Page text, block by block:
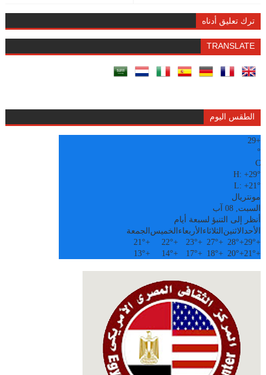
ترك تعليق أدناه
TRANSLATE
الطقس اليوم
+
29
°
C
H:+29°
L:+21°
مونتريال
السبت, 08 آب
أنظر إلى التنبؤ لسبعة أيام
الأحدالاثنين الثلاثاء الأربعاء الخميس الجمعة
+
29°
+
28°
+
27°
+
23°
+
22°
+
21°
+
21°
+
20°
+
18°
+
17°
+
14°
+
13°